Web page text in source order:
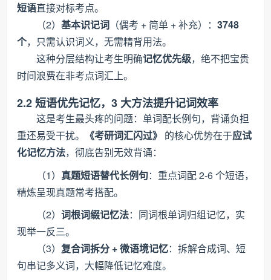
短语直接对标考点。
（2） 基本识记词 （偶考 + 简单 + 补充）： 3748
个，只需认识词义，无需精背用法。
这种分层结构让考生明确记忆优先级，绝不把宝贵
时间浪费在非考点词汇上。
2.2 短语优先记忆，3 大方法提升记词效率
这是考生最头疼的问题：单词配长例句，背诵负担
重还易受干扰。
《考研词汇闪过》 的核心优势在于应试
化记忆方法，彻底告别无效背诵：
（1） 真题短语替代长例句：重点词配 2-6 个短语，
精炼呈现真题常考搭配。
（2） 词根词缀记忆法：同词根单词归组记忆，实
现举一反三。
（3） 复合词拆分 + 微语境记忆：拆解合成词、短
句串记多义词，大幅降低记忆难度。